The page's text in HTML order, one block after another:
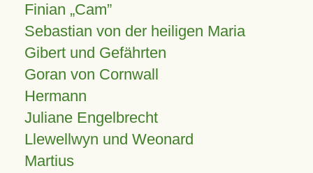
Finian Cam
Sebastian von der heiligen Maria
Gibert und Gefährten
Goran von Cornwall
Hermann
Juliane Engelbrecht
Llewellwyn und Weonard
Martius